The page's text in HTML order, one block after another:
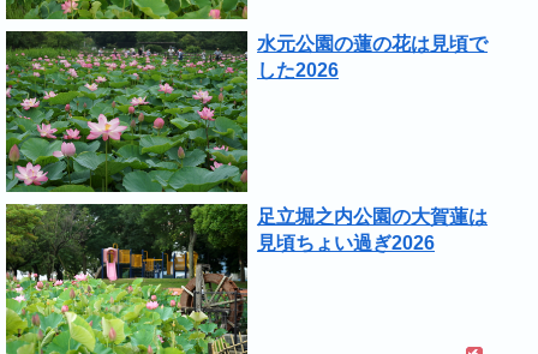
水元公園の蓮の花は見頃で
した2026
足立堀之内公園の大賀蓮は
見頃ちょい過ぎ2026